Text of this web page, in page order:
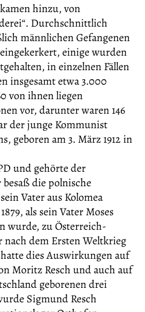
hinzu, von
Durchschnittlich
männlichen Gefangenen
einige wurden
in einzelnen Fällen
insgesamt etwa 3.000
von ihnen liegen
vor, darunter waren 146
der junge Kommunist
geboren am 3. März 1912 in
und gehörte der
die polnische
Vater aus Kolomea
als sein Vater Moses
wurde, zu Österreich-
nach dem Ersten Weltkrieg
dies Auswirkungen auf
Moritz Resch und auch auf
geborenen drei
Sigmund Resch